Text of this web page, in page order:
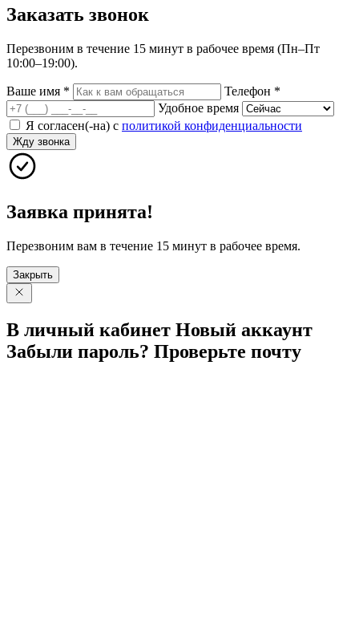
Заказать звонок
Перезвоним в течение 15 минут в рабочее время (Пн–Пт
10:00–19:00).
Ваше имя * Телефон *
Удобное время
Я согласен(-на) с политикой конфиденциальности
Жду звонка
Заявка принята!
Перезвоним вам в течение 15 минут в рабочее время.
Закрыть
В личный кабинет Новый аккаунт
Забыли пароль? Проверьте почту